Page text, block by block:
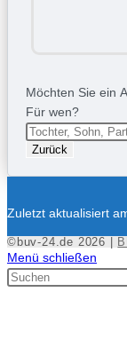
Möchten Sie ein
Für wen?
Zurück
Zuletzt aktualisiert
©buv-24.de 2026 |
Menü schließen